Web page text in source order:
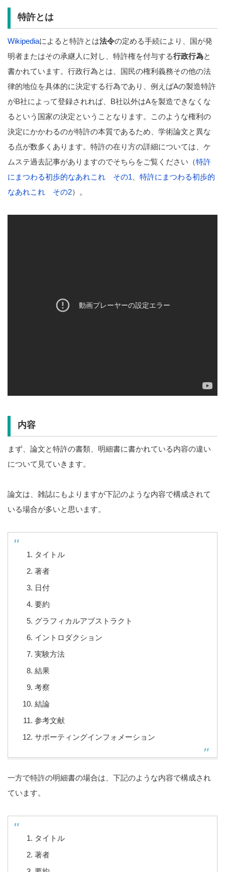
特許とは
Wikipediaによると特許とは法令の定める手続により、国が発
明者またはその承継人に対し、特許権を付与する行政行為と
書かれています。行政行為とは、国民の権利義務その他の法
律的地位を具体的に決定する行為であり、例えばAの製造特許
がB社によって登録されれば、B社以外はAを製造できなくな
るという国家の決定ということなります。このような権利の
決定にかかわるのが特許の本質であるため、学術論文と異な
る点が数多くあります。特許の在り方の詳細については、ケ
ムステ過去記事がありますのでそちらをご覧ください（特許
にまつわる初歩的なあれこれ その1
特許にまつわる初歩的
なあれこれ その2）。
内容
まず、論文と特許の書類、明細書に書かれている内容の違い
について見ていきます。
論文は、雑誌にもよりますが下記のような内容で構成されて
いる場合が多いと思います。
タイトル
著者
日付
要約
グラフィカルアブストラクト
イントロダクション
実験方法
結果
考察
結論
参考文献
サポーティングインフォメーション
一方で特許の明細書の場合は、下記のような内容で構成され
ています。
タイトル
著者